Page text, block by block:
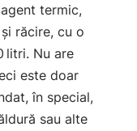
termic,
răcire, cu o
litri. Nu are
este doar
în special,
sau alte